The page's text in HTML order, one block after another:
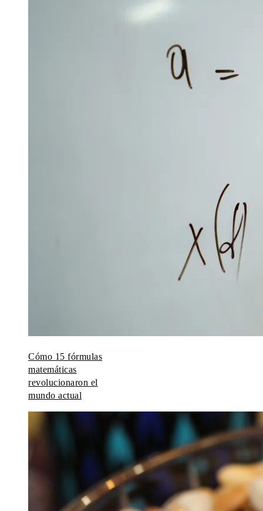
Cómo 15 fórmulas
matemáticas
revolucionaron el
mundo actual